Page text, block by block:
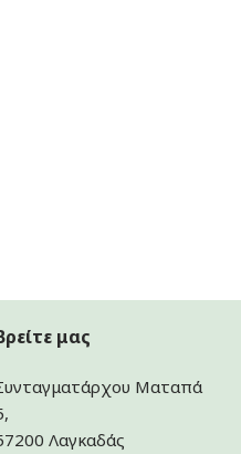
μας
Ματαπά
Λαγκαδάς